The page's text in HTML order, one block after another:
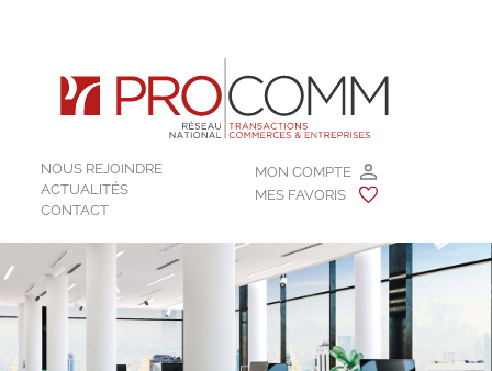
MON COMPTE
MES FAVORIS
NOUS REJOINDRE
ACTUALITÉS
CONTACT